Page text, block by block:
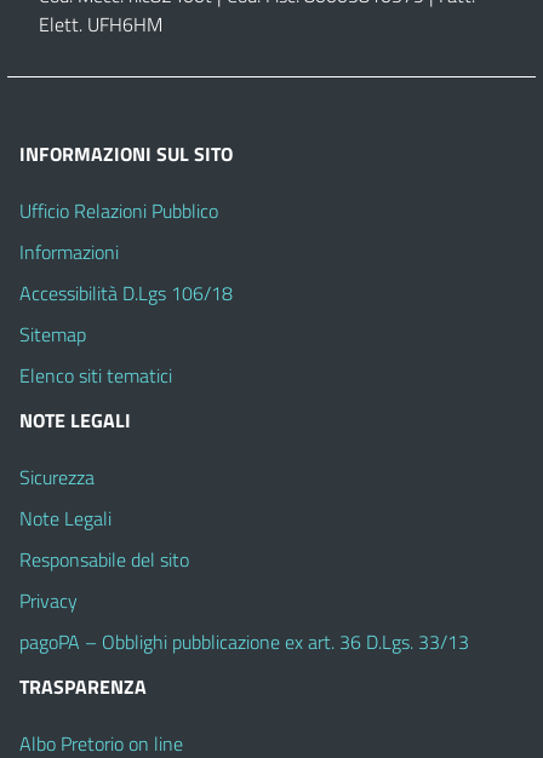
Elett. UFH6HM
INFORMAZIONI SUL SITO
Ufficio Relazioni Pubblico
Informazioni
Accessibilità D.Lgs 106/18
Sitemap
Elenco siti tematici
NOTE LEGALI
Sicurezza
Note Legali
Responsabile del sito
Privacy
pagoPA – Obblighi pubblicazione ex art. 36 D.Lgs. 33/13
TRASPARENZA
Albo Pretorio on line